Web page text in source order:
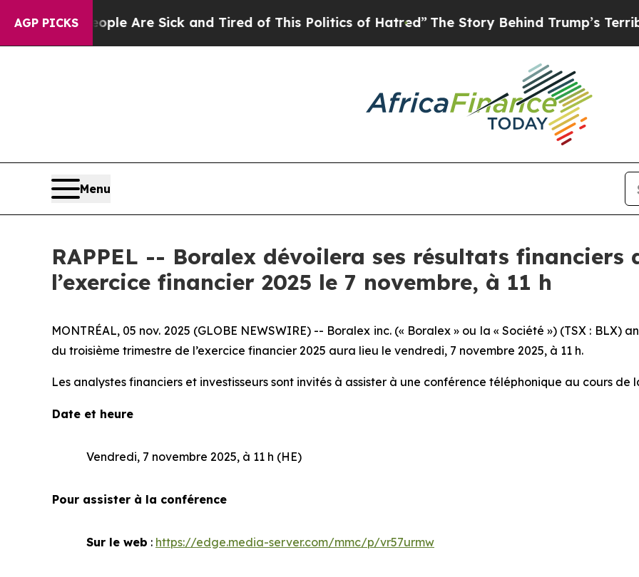
AGP PICKS
“People Are Sick and Tired of This Politics of Hatred”The Story Behind Trump’s Terrible
Menu
RAPPEL -- Boralex dévoilera ses résultats financiers
l’exercice financier 2025 le 7 novembre, à 11 h
MONTRÉAL, 05 nov. 2025 (GLOBE NEWSWIRE) -- Boralex inc. (« Boralex » ou la « Société ») (TSX :
du troisième trimestre de l’exercice financier 2025 aura lieu le vendredi, 7 novembre 2025, à 11 h.
Les analystes financiers et investisseurs sont invités à assister à une conférence téléphonique au cours de
Date et heure
Vendredi, 7 novembre 2025, à 11 h (HE)
Pour assister à la conférence
Sur le web : https://edge.media-server.com/mmc/p/vr57urmw